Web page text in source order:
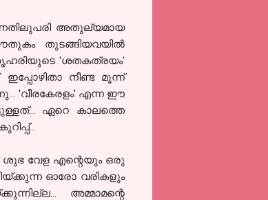
അതുല്യമായ
തുടങ്ങിയവയില്‍
'ശതകത്രയം'
ഇപ്പോഴിതാ നീണ്ട മൂന്ന്
'വീരകേരളം' എന്ന ഈ
ഏറെ കാലത്തെ
ശുഭ വേള എന്റെയും ഒരു
ഓരോ വരികളും
അമ്മാമന്റെ